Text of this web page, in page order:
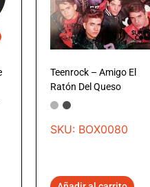
Teenrock – Amigo El
Ratón Del Queso
SKU: BOX0080